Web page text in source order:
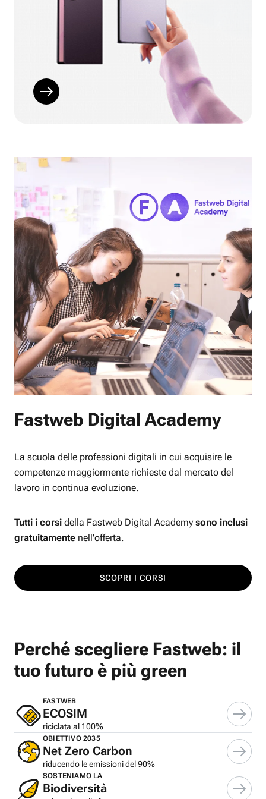
Fastweb Digital Academy
La scuola delle professioni digitali in cui acquisire le
competenze maggiormente richieste dal mercato del
lavoro in continua evoluzione.
Tutti i corsi della Fastweb Digital Academy sono inclusi
gratuitamente nell'offerta.
SCOPRI I CORSI
Perché scegliere Fastweb: il
tuo futuro è più green
FASTWEB
ECOSIM
riciclata al 100%
OBIETTIVO 2035
Net Zero Carbon
riducendo le emissioni del 90%
SOSTENIAMO LA
Biodiversità